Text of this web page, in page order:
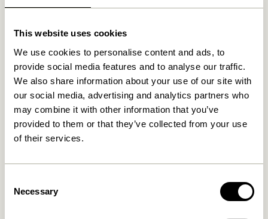
This website uses cookies
We use cookies to personalise content and ads, to
provide social media features and to analyse our traffic.
We also share information about your use of our site with
our social media, advertising and analytics partners who
may combine it with other information that you’ve
provided to them or that they’ve collected from your use
of their services.
Selection
Necessary
Relaterede varer
UDENDØRS NYHED UDENDØRS NYHED